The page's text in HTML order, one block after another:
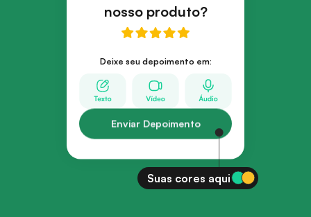
nosso produto?
Deixe seu depoimento em:
Enviar Depoimento
Suas cores aqui